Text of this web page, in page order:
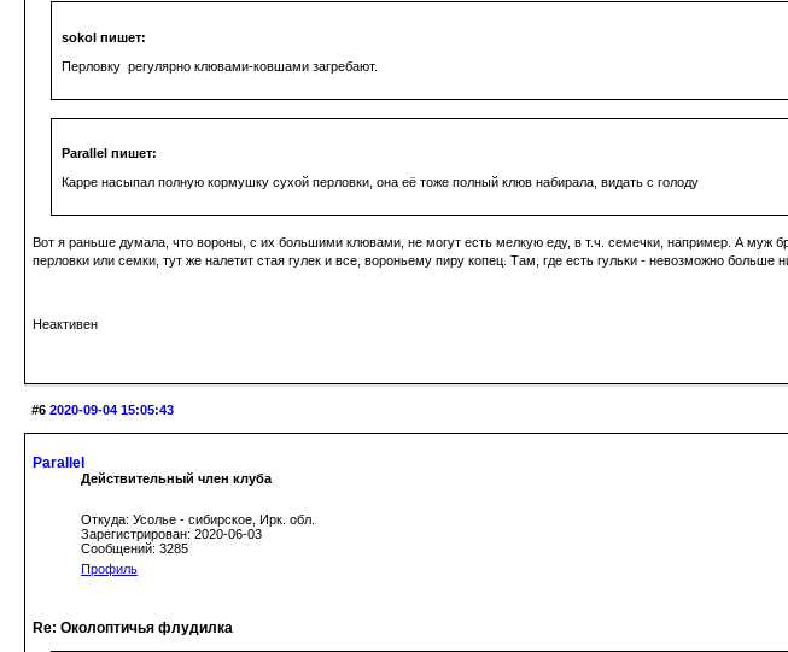
sokol пишет:
Перловку регулярно клювами-ковшами загребают.
Parallel пишет:
Карре насыпал полную кормушку сухой перловки, она её тоже полный клюв набирала, видать с голоду
Вот я раньше думала, что вороны, с их большими клювами, не могут есть мелкую еду, в т.ч. семечки, например. А муж
перловки или семки, тут же налетит стая гулек и все, вороньему пиру копец. Там, где есть гульки - невозможно
Неактивен
#6 2020-09-04 15:05:43
Parallel
Действительный член клуба
Откуда: Усолье - сибирское, Ирк. обл.
Зарегистрирован: 2020-06-03
Сообщений: 3285
Профиль
Re: Околоптичья флудилка